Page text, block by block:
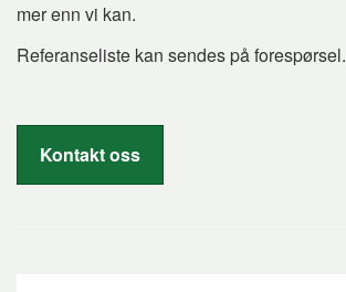
mer enn vi kan.
Referanseliste kan sendes på forespørsel.
Kontakt oss